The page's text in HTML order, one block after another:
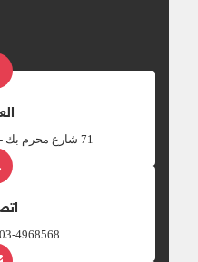
‎71 شارع محرم بك - محرم بك. الاسكندريه
03-4968568 - 03-3931226